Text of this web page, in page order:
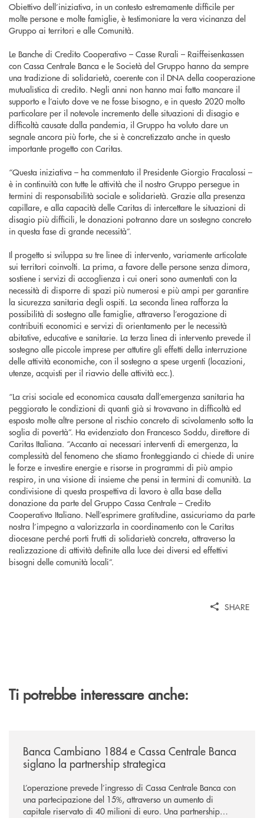
Obiettivo dell’iniziativa, in un contesto estremamente difficile per
molte persone e molte famiglie, è testimoniare la vera vicinanza del
Gruppo ai territori e alle Comunità.
Le Banche di Credito Cooperativo – Casse Rurali – Raiffeisenkassen
con Cassa Centrale Banca e le Società del Gruppo hanno da sempre
una tradizione di solidarietà, coerente con il DNA della cooperazione
mutualistica di credito. Negli anni non hanno mai fatto mancare il
supporto e l’aiuto dove ve ne fosse bisogno, e in questo 2020 molto
particolare per il notevole incremento delle situazioni di disagio e
difficoltà causate dalla pandemia, il Gruppo ha voluto dare un
segnale ancora più forte, che si è concretizzato anche in questo
importante progetto con Caritas.
“Questa iniziativa – ha commentato il Presidente Giorgio Fracalossi –
è in continuità con tutte le attività che il nostro Gruppo persegue in
termini di responsabilità sociale e solidarietà. Grazie alla presenza
capillare, e alla capacità delle Caritas di intercettare le situazioni di
disagio più difficili, le donazioni potranno dare un sostegno concreto
in questa fase di grande necessità”.
Il progetto si sviluppa su tre linee di intervento, variamente articolate
sui territori coinvolti. La prima, a favore delle persone senza dimora,
sostiene i servizi di accoglienza i cui oneri sono aumentati con la
necessità di disporre di spazi più numerosi e più ampi per garantire
la sicurezza sanitaria degli ospiti. La seconda linea rafforza la
possibilità di sostegno alle famiglie, attraverso l’erogazione di
contribuiti economici e servizi di orientamento per le necessità
abitative, educative e sanitarie. La terza linea di intervento prevede il
sostegno alle piccole imprese per attutire gli effetti della interruzione
delle attività economiche, con il sostegno a spese urgenti (locazioni,
utenze, acquisti per il riavvio delle attività ecc.).
“La crisi sociale ed economica causata dall’emergenza sanitaria ha
peggiorato le condizioni di quanti già si trovavano in difficoltà ed
esposto molte altre persone al rischio concreto di scivolamento sotto la
soglia di povertà”. Ha evidenziato don Francesco Soddu, direttore di
Caritas Italiana. “Accanto ai necessari interventi di emergenza, la
complessità del fenomeno che stiamo fronteggiando ci chiede di unire
le forze e investire energie e risorse in programmi di più ampio
respiro, in una visione di insieme che pensi in termini di comunità. La
condivisione di questa prospettiva di lavoro è alla base della
donazione da parte del Gruppo Cassa Centrale – Credito
Cooperativo Italiano. Nell’esprimere gratitudine, assicuriamo da parte
nostra l’impegno a valorizzarla in coordinamento con le Caritas
diocesane perché porti frutti di solidarietà concreta, attraverso la
realizzazione di attività definite alla luce dei diversi ed effettivi
bisogni delle comunità locali”.
SHARE
Ti potrebbe interessare anche:
Banca Cambiano 1884 e Cassa Centrale Banca
siglano la partnership strategica
L’operazione prevede l’ingresso di Cassa Centrale Banca con
una partecipazione del 15%, attraverso un aumento di
capitale riservato di 40 milioni di euro. Una partnership